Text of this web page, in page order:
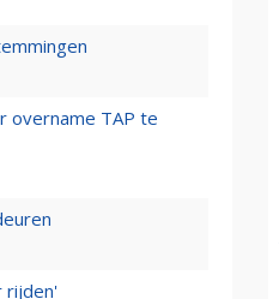
overname TAP te
rijden'